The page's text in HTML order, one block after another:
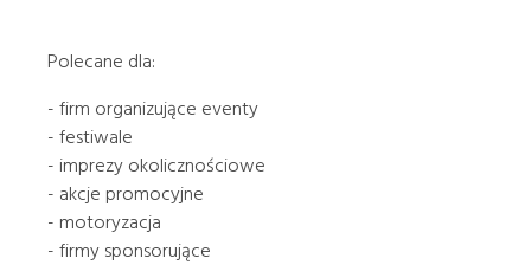
Polecane dla:
- firm organizujące eventy
- festiwale
- imprezy okolicznościowe
- akcje promocyjne
- motoryzacja
- firmy sponsorujące